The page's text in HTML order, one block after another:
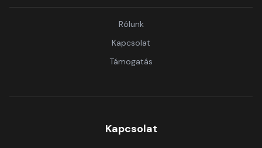
Rólunk
Kapcsolat
Támogatás
Kapcsolat